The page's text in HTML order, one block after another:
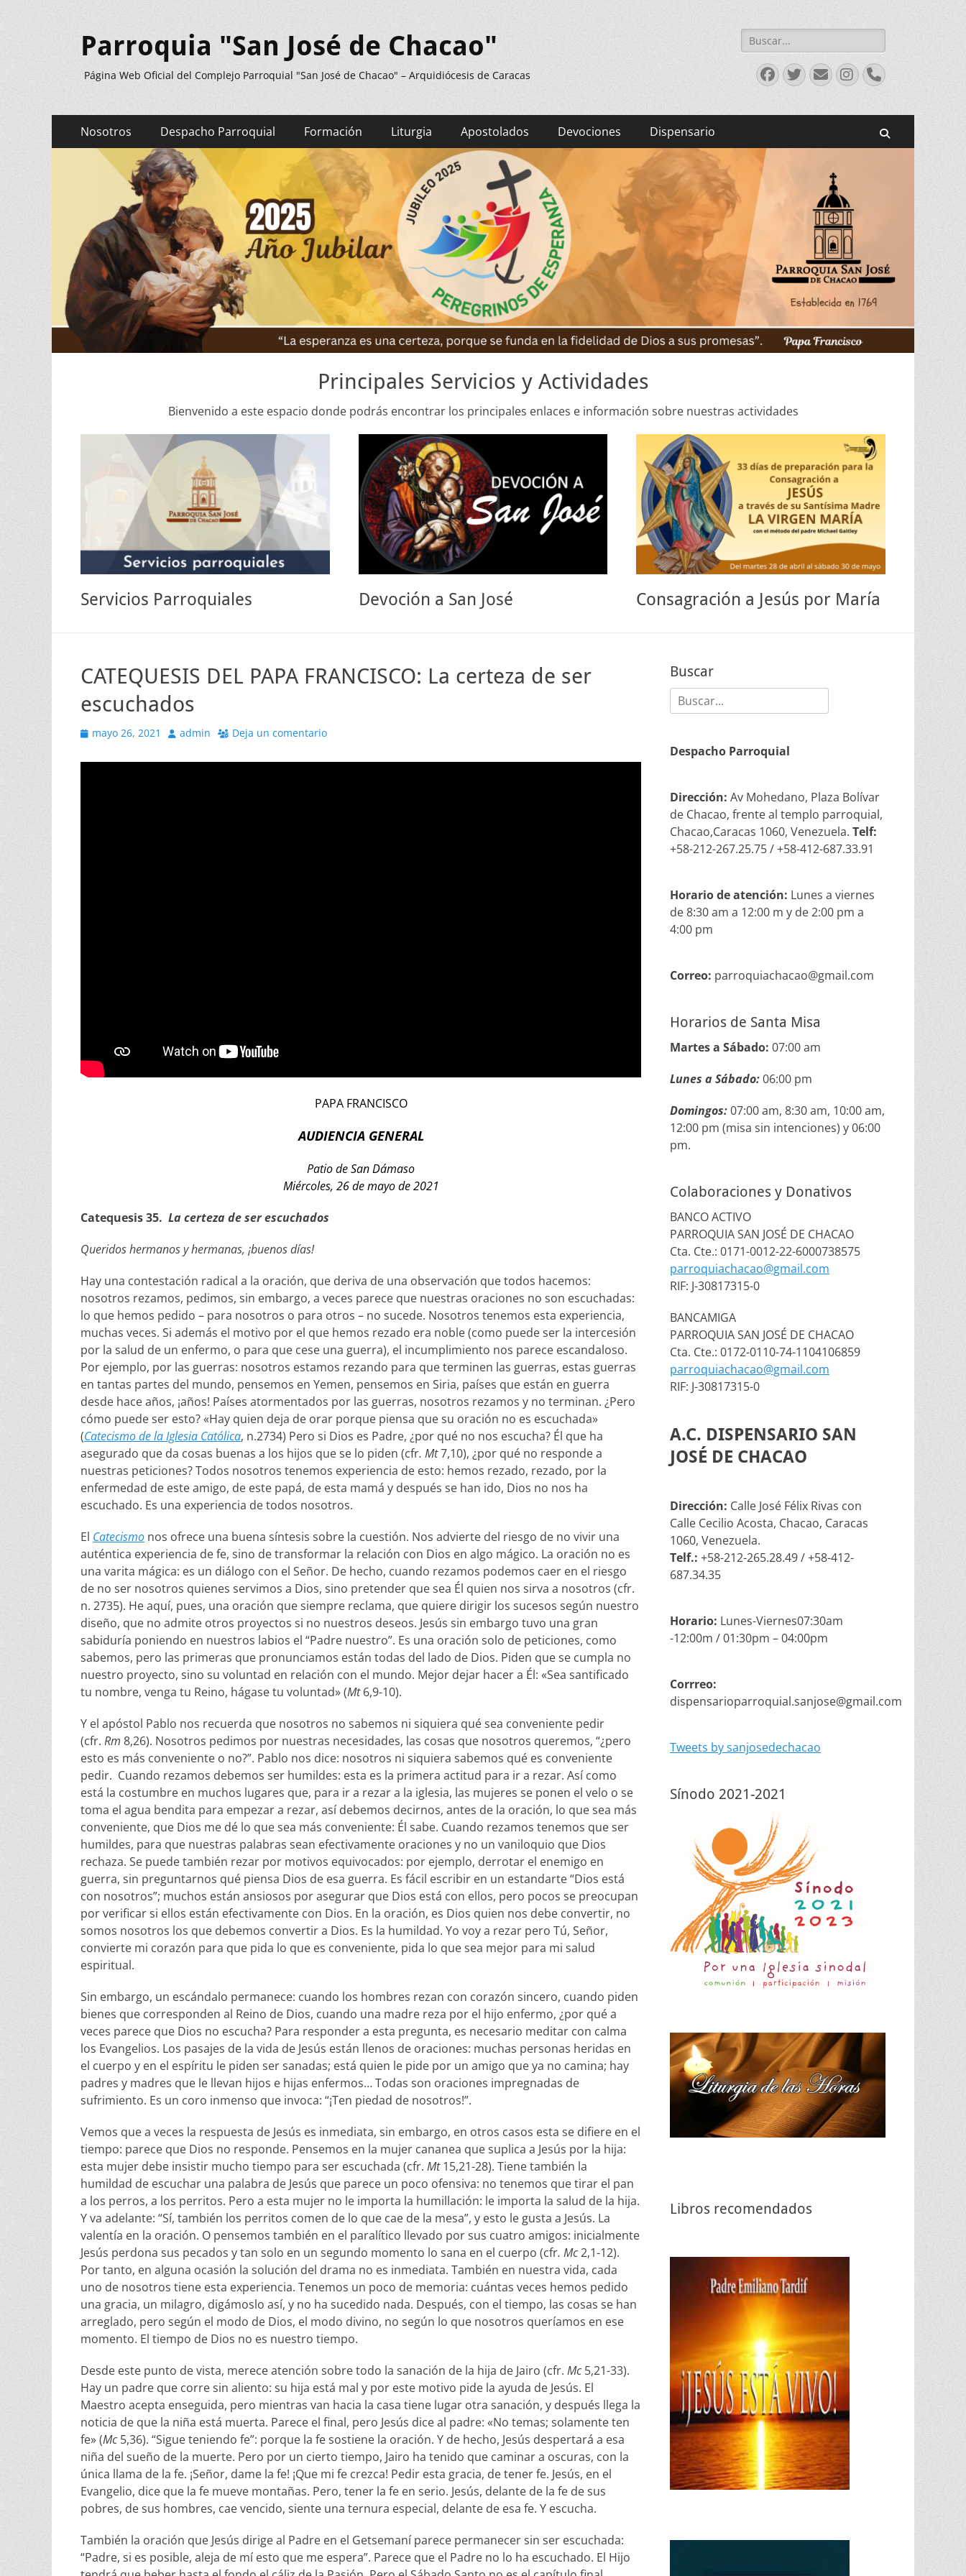
Parroquia "San José de Chacao"
Página Web Oficial del Complejo Parroquial "San José de Chacao" – Arquidiócesis de Caracas
Buscar:
Facebook
Twitter
Correo
electrónico
Instagram
Teléfono
Menú
principal
contenido
Nosotros Despacho Parroquial Formación Liturgia Apostolados Devociones Dispensario
Principales Servicios y Actividades
Bienvenido a este espacio donde podrás encontrar los principales enlaces e información sobre nuestras actividades
Servicios Parroquiales Devoción a San José Consagración a Jesús por María
CATEQUESIS DEL PAPA FRANCISCO: La certeza de ser
escuchados
Publicado
mayo 26, 2021 Autoradmin Deja un comentario
PAPA FRANCISCO
AUDIENCIA GENERAL
Patio de San Dámaso
Miércoles, 26 de mayo de 2021
Catequesis 35. La certeza de ser escuchados
Queridos hermanos y hermanas, ¡buenos días!
Hay una contestación radical a la oración, que deriva de una observación que todos hacemos:
nosotros rezamos, pedimos, sin embargo, a veces parece que nuestras oraciones no son escuchadas:
lo que hemos pedido – para nosotros o para otros – no sucede. Nosotros tenemos esta experiencia,
muchas veces. Si además el motivo por el que hemos rezado era noble (como puede ser la intercesión
por la salud de un enfermo, o para que cese una guerra), el incumplimiento nos parece escandaloso.
Por ejemplo, por las guerras: nosotros estamos rezando para que terminen las guerras, estas guerras
en tantas partes del mundo, pensemos en Yemen, pensemos en Siria, países que están en guerra
desde hace años, ¡años! Países atormentados por las guerras, nosotros rezamos y no terminan. ¿Pero
cómo puede ser esto? «Hay quien deja de orar porque piensa que su oración no es escuchada»
(Catecismo de la Iglesia Católica, n.2734) Pero si Dios es Padre, ¿por qué no nos escucha? Él que ha
asegurado que da cosas buenas a los hijos que se lo piden (cfr. Mt7,10), ¿por qué no responde a
nuestras peticiones? Todos nosotros tenemos experiencia de esto: hemos rezado, rezado, por la
enfermedad de este amigo, de este papá, de esta mamá y después se han ido, Dios no nos ha
escuchado. Es una experiencia de todos nosotros.
El Catecismo nos ofrece una buena síntesis sobre la cuestión. Nos advierte del riesgo de no vivir una
auténtica experiencia de fe, sino de transformar la relación con Dios en algo mágico. La oración no es
una varita mágica: es un diálogo con el Señor. De hecho, cuando rezamos podemos caer en el riesgo
de no ser nosotros quienes servimos a Dios, sino pretender que sea Él quien nos sirva a nosotros (cfr.
n. 2735). He aquí, pues, una oración que siempre reclama, que quiere dirigir los sucesos según nuestro
diseño, que no admite otros proyectos si no nuestros deseos. Jesús sin embargo tuvo una gran
sabiduría poniendo en nuestros labios el “Padre nuestro”. Es una oración solo de peticiones, como
sabemos, pero las primeras que pronunciamos están todas del lado de Dios. Piden que se cumpla no
nuestro proyecto, sino su voluntad en relación con el mundo. Mejor dejar hacer a Él: «Sea santificado
tu nombre, venga tu Reino, hágase tu voluntad» (Mt6,9-10).
Y el apóstol Pablo nos recuerda que nosotros no sabemos ni siquiera qué sea conveniente pedir
(cfr. Rm 8,26). Nosotros pedimos por nuestras necesidades, las cosas que nosotros queremos, “¿pero
esto es más conveniente o no?”. Pablo nos dice: nosotros ni siquiera sabemos qué es conveniente
pedir. Cuando rezamos debemos ser humildes: esta es la primera actitud para ir a rezar. Así como
está la costumbre en muchos lugares que, para ir a rezar a la iglesia, las mujeres se ponen el velo o se
toma el agua bendita para empezar a rezar, así debemos decirnos, antes de la oración, lo que sea más
conveniente, que Dios me dé lo que sea más conveniente: Él sabe. Cuando rezamos tenemos que ser
humildes, para que nuestras palabras sean efectivamente oraciones y no un vaniloquio que Dios
rechaza. Se puede también rezar por motivos equivocados: por ejemplo, derrotar el enemigo en
guerra, sin preguntarnos qué piensa Dios de esa guerra. Es fácil escribir en un estandarte “Dios está
con nosotros”; muchos están ansiosos por asegurar que Dios está con ellos, pero pocos se preocupan
por verificar si ellos están efectivamente con Dios. En la oración, es Dios quien nos debe convertir, no
somos nosotros los que debemos convertir a Dios. Es la humildad. Yo voy a rezar pero Tú, Señor,
convierte mi corazón para que pida lo que es conveniente, pida lo que sea mejor para mi salud
espiritual.
Sin embargo, un escándalo permanece: cuando los hombres rezan con corazón sincero, cuando piden
bienes que corresponden al Reino de Dios, cuando una madre reza por el hijo enfermo, ¿por qué a
veces parece que Dios no escucha? Para responder a esta pregunta, es necesario meditar con calma
los Evangelios. Los pasajes de la vida de Jesús están llenos de oraciones: muchas personas heridas en
el cuerpo y en el espíritu le piden ser sanadas; está quien le pide por un amigo que ya no camina; hay
padres y madres que le llevan hijos e hijas enfermos… Todas son oraciones impregnadas de
sufrimiento. Es un coro inmenso que invoca: “¡Ten piedad de nosotros!”.
Vemos que a veces la respuesta de Jesús es inmediata, sin embargo, en otros casos esta se difiere en el
tiempo: parece que Dios no responde. Pensemos en la mujer cananea que suplica a Jesús por la hija:
esta mujer debe insistir mucho tiempo para ser escuchada (cfr. Mt15,21-28). Tiene también la
humildad de escuchar una palabra de Jesús que parece un poco ofensiva: no tenemos que tirar el pan
a los perros, a los perritos. Pero a esta mujer no le importa la humillación: le importa la salud de la hija.
Y va adelante: “Sí, también los perritos comen de lo que cae de la mesa”, y esto le gusta a Jesús. La
valentía en la oración. O pensemos también en el paralítico llevado por sus cuatro amigos: inicialmente
Jesús perdona sus pecados y tan solo en un segundo momento lo sana en el cuerpo (cfr. Mc2,1-12).
Por tanto, en alguna ocasión la solución del drama no es inmediata. También en nuestra vida, cada
uno de nosotros tiene esta experiencia. Tenemos un poco de memoria: cuántas veces hemos pedido
una gracia, un milagro, digámoslo así, y no ha sucedido nada. Después, con el tiempo, las cosas se han
arreglado, pero según el modo de Dios, el modo divino, no según lo que nosotros queríamos en ese
momento. El tiempo de Dios no es nuestro tiempo.
Desde este punto de vista, merece atención sobre todo la sanación de la hija de Jairo (cfr. Mc5,21-33).
Hay un padre que corre sin aliento: su hija está mal y por este motivo pide la ayuda de Jesús. El
Maestro acepta enseguida, pero mientras van hacia la casa tiene lugar otra sanación, y después llega la
noticia de que la niña está muerta. Parece el final, pero Jesús dice al padre: «No temas; solamente ten
fe» (Mc5,36). “Sigue teniendo fe”: porque la fe sostiene la oración. Y de hecho, Jesús despertará a esa
niña del sueño de la muerte. Pero por un cierto tiempo, Jairo ha tenido que caminar a oscuras, con la
única llama de la fe. ¡Señor, dame la fe! ¡Que mi fe crezca! Pedir esta gracia, de tener fe. Jesús, en el
Evangelio, dice que la fe mueve montañas. Pero, tener la fe en serio. Jesús, delante de la fe de sus
pobres, de sus hombres, cae vencido, siente una ternura especial, delante de esa fe. Y escucha.
También la oración que Jesús dirige al Padre en el Getsemaní parece permanecer sin ser escuchada:
“Padre, si es posible, aleja de mí esto que me espera”. Parece que el Padre no lo ha escuchado. El Hijo
Buscar
Buscar:
Despacho Parroquial
Dirección: Av Mohedano, Plaza Bolívar
de Chacao, frente al templo parroquial,
Chacao,Caracas 1060, Venezuela. Telf:
+58-212-267.25.75 / +58-412-687.33.91
Horario de atención: Lunes a viernes
de 8:30 am a 12:00 m y de 2:00 pm a
4:00 pm
Correo: parroquiachacao@gmail.com
Horarios de Santa Misa
Martes a Sábado: 07:00 am
Lunes a Sábado:06:00 pm
Domingos:07:00 am, 8:30 am, 10:00 am,
12:00 pm (misa sin intenciones) y 06:00
pm.
Colaboraciones y Donativos
BANCO ACTIVO
PARROQUIA SAN JOSÉ DE CHACAO
Cta. Cte.: 0171-0012-22-6000738575
parroquiachacao@gmail.com
RIF: J-30817315-0
BANCAMIGA
PARROQUIA SAN JOSÉ DE CHACAO
Cta. Cte.: 0172-0110-74-1104106859
parroquiachacao@gmail.com
RIF: J-30817315-0
A.C. DISPENSARIO SAN
JOSÉ DE CHACAO
Dirección: Calle José Félix Rivas con
Calle Cecilio Acosta, Chacao, Caracas
1060, Venezuela.
Telf.: +58-212-265.28.49 / +58-412-
687.34.35
Horario: Lunes-Viernes07:30am
-12:00m / 01:30pm – 04:00pm
Corrreo:
dispensarioparroquial.sanjose@gmail.com
Tweets by sanjosedechacao
Sínodo 2021-2021
Libros recomendados